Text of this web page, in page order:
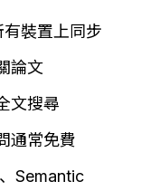
裝置上同步
論文
文搜尋
通常免費
Semantic